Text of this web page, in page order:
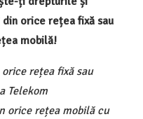
orice rețea fixă sau
mobilă!
rețea fixă sau
Telekom
orice rețea mobilă cu